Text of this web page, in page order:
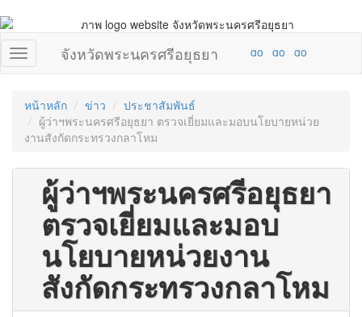
จังหวัดพระนครศรีอยุธยา
หน้าหลัก ข่าว
ประชาสัมพันธ์
ผู้ว่าฯพระนครศรีอยุธยา ตรวจเยี่ยมและมอบนโยบายหน่วย
งานสังกัดกระทรวงกลาโหม
ผู้ว่าฯพระนครศรีอยุธยา
ตรวจเยี่ยมและมอบ
นโยบายหน่วยงาน
สังกัดกระทรวงกลาโหม